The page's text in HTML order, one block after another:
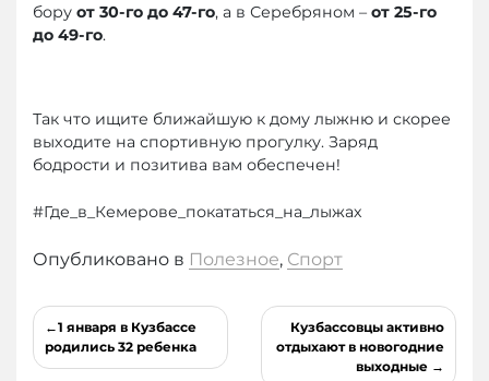
бору от 30-го до 47-го, а в Серебряном – от 25-го
до 49-го.
Так что ищите ближайшую к дому лыжню и скорее
выходите на спортивную прогулку. Заряд
бодрости и позитива вам обеспечен!
#Где_в_Кемерове_покататься_на_лыжах
Опубликовано в Полезное, Спорт
Навигация
по
1 января в Кузбассе
родились 32 ребенка
Кузбассовцы активно
отдыхают в новогодние
выходные